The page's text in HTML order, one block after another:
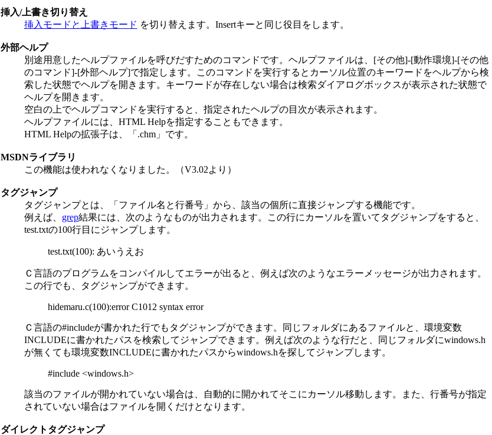
挿入/上書き切り替え
挿入モードと上書きモード を切り替えます。Insertキーと同じ役目をします。
外部ヘルプ
別途用意したヘルプファイルを呼びだすためのコマンドです。ヘルプファイルは、[その他]-[動作環境]-[その他
のコマンド]-[外部ヘルプ]で指定します。このコマンドを実行するとカーソル位置のキーワードをヘルプから検
索した状態でヘルプを開きます。キーワードが存在しない場合は検索ダイアログボックスが表示された状態で
ヘルプを開きます。
空白の上でヘルプコマンドを実行すると、指定されたヘルプの目次が表示されます。
ヘルプファイルには、HTML Helpを指定することもできます。
HTML Helpの拡張子は、「.chm」です。
MSDNライブラリ
この機能は使われなくなりました。（V3.02より）
タグジャンプ
タグジャンプとは、「ファイル名と行番号」から、該当の個所に直接ジャンプする機能です。
例えば、 grep結果には、次のようなものが出力されます。この行にカーソルを置いてタグジャンプをすると、
test.txtの100行目にジャンプします。
test.txt(100): あいうえお
Ｃ言語のプログラムをコンパイルしてエラーが出ると、例えば次のようなエラーメッセージが出力されます。
この行でも、タグジャンプができます。
hidemaru.c(100):error C1012 syntax error
Ｃ言語の#includeが書かれた行でもタグジャンプができます。同じフォルダにあるファイルと、環境変数
INCLUDEに書かれたパスを検索してジャンプできます。例えば次のような行だと、同じフォルダにwindows.h
が無くても環境変数INCLUDEに書かれたパスからwindows.hを探してジャンプします。
#include <windows.h>
該当のファイルが開かれていない場合は、自動的に開かれてそこにカーソル移動します。また、行番号が指定
されていない場合はファイルを開くだけとなります。
ダイレクトタグジャンプ